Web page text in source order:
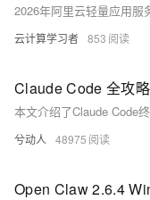
云计算学习者 853
兮动人 48975